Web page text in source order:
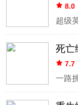
8.0
死亡
7.7